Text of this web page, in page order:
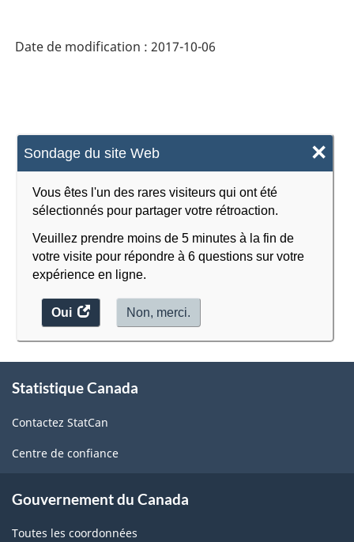
Sondage du site Web ×
Vous êtes l'un des rares visiteurs qui ont été
sélectionnés pour partager votre rétroaction.
Veuillez prendre moins de 5 minutes à la fin de
votre visite pour répondre à 6 questions sur votre
expérience en ligne.
Oui
accéder
au
Non, merci.
Date de modification : 2017-10-06
propos
ce
site
Statistique Canada
Contactez StatCan
Centre de confiance
Gouvernement du Canada
Toutes les coordonnées